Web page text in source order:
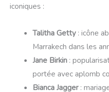
iconiques :
Talitha Getty: icône
Marrakech dans les
Jane Birkin:
portée avec aplomb
Bianca Jagger: